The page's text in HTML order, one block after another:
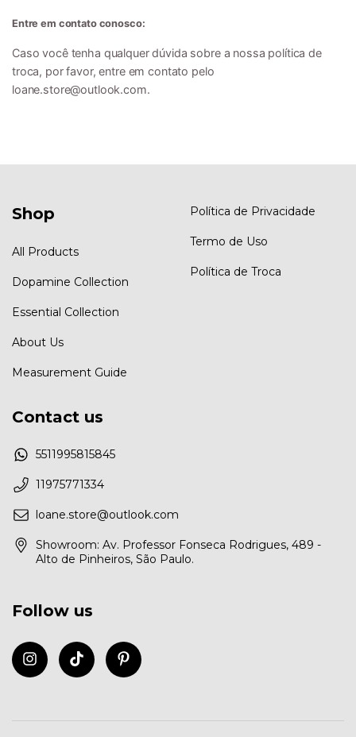
Entre em contato conosco:
Caso você tenha qualquer dúvida sobre a nossa política de
troca, por favor, entre em contato pelo
loane.store@outlook.com.
Shop
All Products
Dopamine Collection
Essential Collection
About Us
Measurement Guide
Política de Privacidade
Termo de Uso
Política de Troca
Contact us
5511995815845
11975771334
loane.store@outlook.com
Showroom: Av. Professor Fonseca Rodrigues, 489 -
Alto de Pinheiros, São Paulo.
Follow us